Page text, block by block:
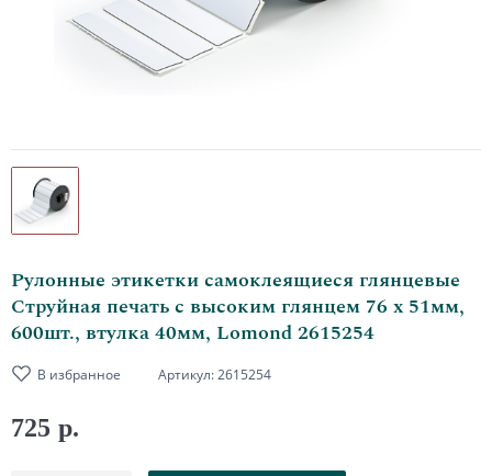
Рулонные этикетки самоклеящиеся глянцевые
Струйная печать с высоким глянцем 76 х 51мм,
600шт., втулка 40мм, Lomond 2615254
В избранное Артикул:2615254
725 р.